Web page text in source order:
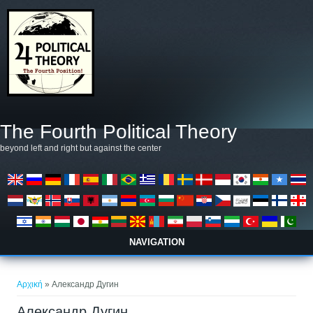
The Fourth Political Theory
beyond left and right but against the center
NAVIGATION
Αρχική » Александр Дугин